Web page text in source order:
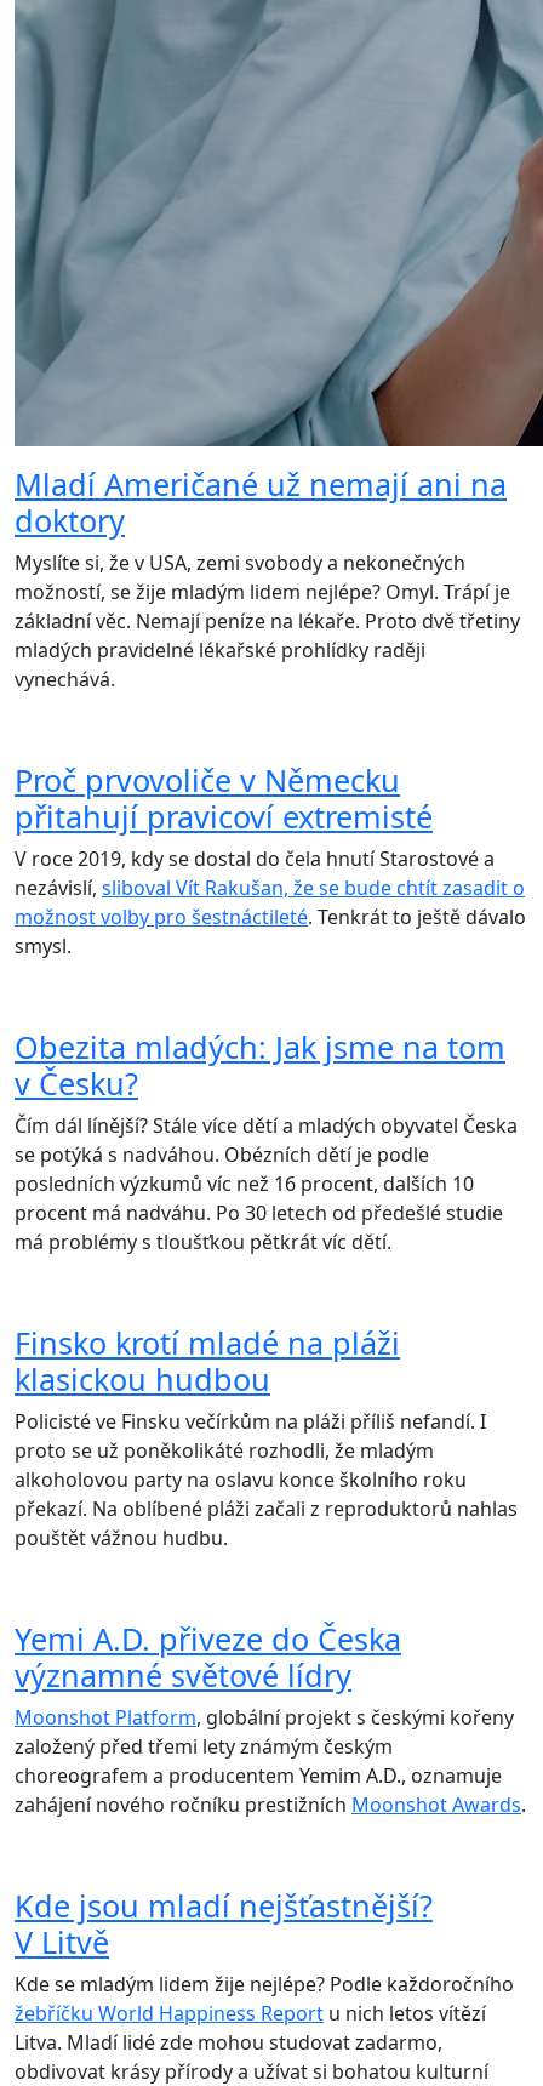
Mladí Američané už nemají ani na
doktory
Myslíte si, že v USA, zemi svobody a nekonečných
možností, se žije mladým lidem nejlépe? Omyl. Trápí je
základní věc. Nemají peníze na lékaře. Proto dvě třetiny
mladých pravidelné lékařské prohlídky raději
vynechává.
Proč prvovoliče v Německu
přitahují pravicoví extremisté
V roce 2019, kdy se dostal do čela hnutí Starostové a
nezávislí, sliboval Vít Rakušan, že se bude chtít zasadit o
možnost volby pro šestnáctileté. Tenkrát to ještě dávalo
smysl.
Obezita mladých: Jak jsme na tom
v Česku?
Čím dál línější? Stále více dětí a mladých obyvatel Česka
se potýká s nadváhou. Obézních dětí je podle
posledních výzkumů víc než 16 procent, dalších 10
procent má nadváhu. Po 30 letech od předešlé studie
má problémy s tloušťkou pětkrát víc dětí.
Finsko krotí mladé na pláži
klasickou hudbou
Policisté ve Finsku večírkům na pláži příliš nefandí. I
proto se už poněkolikáté rozhodli, že mladým
alkoholovou party na oslavu konce školního roku
překazí. Na oblíbené pláži začali z reproduktorů nahlas
pouštět vážnou hudbu.
Yemi A.D. přiveze do Česka
významné světové lídry
Moonshot Platform, globální projekt s českými kořeny
založený před třemi lety známým českým
choreografem a producentem Yemim A.D., oznamuje
zahájení nového ročníku prestižních Moonshot Awards.
Kde jsou mladí nejšťastnější?
V Litvě
Kde se mladým lidem žije nejlépe? Podle každoročního
žebříčku World Happiness Report u nich letos vítězí
Litva. Mladí lidé zde mohou studovat zadarmo,
obdivovat krásy přírody a užívat si bohatou kulturní